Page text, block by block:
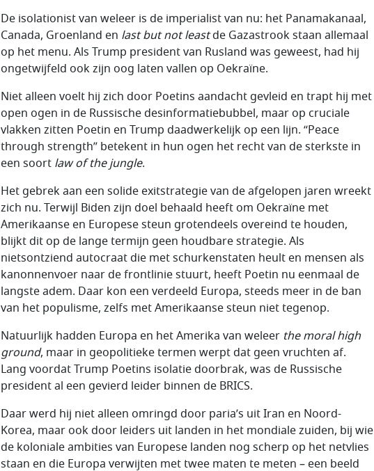
De isolationist van weleer is de imperialist van nu: het Panamakanaal,
Canada, Groenland en last but not leastde Gazastrook staan allemaal
op het menu. Als Trump president van Rusland was geweest, had hij
ongetwijfeld ook zijn oog laten vallen op Oekraïne.
Niet alleen voelt hij zich door Poetins aandacht gevleid en trapt hij met
open ogen in de Russische desinformatiebubbel, maar op cruciale
vlakken zitten Poetin en Trump daadwerkelijk op een lijn. “Peace
through strength” betekent in hun ogen het recht van de sterkste in
een soort law of the jungle.
Het gebrek aan een solide exitstrategie van de afgelopen jaren wreekt
zich nu. Terwijl Biden zijn doel behaald heeft om Oekraïne met
Amerikaanse en Europese steun grotendeels overeind te houden,
blijkt dit op de lange termijn geen houdbare strategie. Als
nietsontziend autocraat die met schurkenstaten heult en mensen als
kanonnenvoer naar de frontlinie stuurt, heeft Poetin nu eenmaal de
langste adem. Daar kon een verdeeld Europa, steeds meer in de ban
van het populisme, zelfs met Amerikaanse steun niet tegenop.
Natuurlijk hadden Europa en het Amerika van weleer the moral high
ground, maar in geopolitieke termen werpt dat geen vruchten af.
Lang voordat Trump Poetins isolatie doorbrak, was de Russische
president al een gevierd leider binnen de BRICS.
Daar werd hij niet alleen omringd door paria’s uit Iran en Noord-
Korea, maar ook door leiders uit landen in het mondiale zuiden, bij wie
de koloniale ambities van Europese landen nog scherp op het netvlies
staan en die Europa verwijten met twee maten te meten – een beeld